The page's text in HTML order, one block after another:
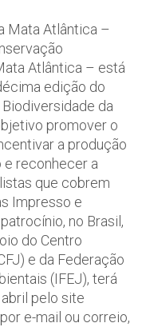
Mata Atlântica –
Atlântica – está
edição do
da
promover o
a produção
e reconhecer a
que cobrem
Impresso e
no Brasil,
do Centro
e da Federação
(IFEJ), terá
pelo site
e-mail ou correio,